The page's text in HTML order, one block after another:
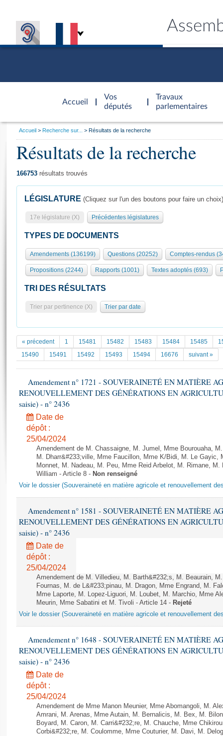
Accueil
d'accueil
Vos
députés
Travaux
parlementaires
Présidence
577 députés
Groupes politiques
Séance publique
Commissions et autres organes
Europe et International
Pétitions
Documents parlementaires
Projets de loi
Propositions de loi
Amendements
Textes adoptés
Rapports d'information
Rapports d'enquête
Rapports législatifs
Rapports sur l'application des lois
Baromètre de l’application des lois
Dossiers législatifs
Budget et sécurité sociale
Questions écrites et orales
Comptes rendus des débats
Général
Rôle et pouvoirs de l'Assemblée
Organisation de l'Assemblée
Présidence Conférence des Présidents Bureau Collège des
Statistiques et chiffres clés
Documents de référence
( Constitution | Règlement de l'Assemblée ... )
Histoire
Juniors
Anciennes législatures
Liens vers les sites publics
Visiter l'Assemblée
Visite virtuelle du palais Bourbon
Assister à une séance
La Bibliothèque
Les archives
Photos libres de droit
Vous
Accueil Recherche sur... Résultats de la recherche
Résultats de la recherche
166753 résultats trouvés
LÉGISLATURE (Cliquez sur l'un des boutons pour faire un choix)
17e législature (X) Précédentes législatures
TYPES DE DOCUMENTS
Amendements (136199) Questions (20252) Comptes-rendus
Propositions (2244) Rapports (1001) Textes adoptés (693)
TRI DES RÉSULTATS
Trier par pertinence (X) Trier par date
« précedent 1 15481 15482 15483 15484 15485
15490
15491 15492 15493 15494 16676 suivant »
Amendement n° 1721 - SOUVERAINETÉ EN MATIÈRE
RENOUVELLEMENT DES GÉNÉRATIONS EN
saisie) - n° 2436
Date de
dépôt :
25/04/2024
Amendement de M. Chassaigne, M. Jumel, Mme Bourouaha,
M. Dharr&#233;ville, Mme Faucillon, Mme K/Bidi, M. Le Gayic,
Monnet, M. Nadeau, M. Peu, Mme Reid Arbelot, M. Rimane,
William - Article 8 - Non renseigné
Voir le dossier (Souveraineté en matière agricole et renouvellement
Amendement n° 1581 - SOUVERAINETÉ EN MATIÈRE
RENOUVELLEMENT DES GÉNÉRATIONS EN
saisie) - n° 2436
Date de
dépôt :
25/04/2024
Amendement de M. Villedieu, M. Barth&#232;s, M. Beaurain,
Fournas, M. de L&#233;pinau, M. Dragon, Mme Engrand, M.
Mme Laporte, M. Lopez-Liguori, M. Loubet, M. Marchio, Mme
Meurin, Mme Sabatini et M. Tivoli - Article 14 - Rejeté
Voir le dossier (Souveraineté en matière agricole et renouvellement
Amendement n° 1648 - SOUVERAINETÉ EN MATIÈRE
RENOUVELLEMENT DES GÉNÉRATIONS EN
saisie) - n° 2436
Date de
dépôt :
25/04/2024
Amendement de Mme Manon Meunier, Mme Abomangoli, M.
Amrani, M. Arenas, Mme Autain, M. Bernalicis, M. Bex, M.
Boyard, M. Caron, M. Carri&#232;re, M. Chauche, Mme
Corbi&#232;re, M. Coulomme, Mme Couturier, M. Davi, M.